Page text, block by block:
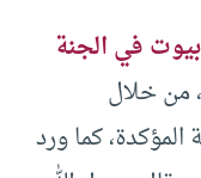
بيوت في الجنة
من خلال
كما ورد